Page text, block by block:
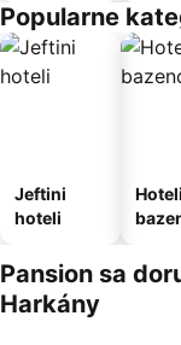
Popularne
Jeftini
hoteli
Pansion sa
Harkány